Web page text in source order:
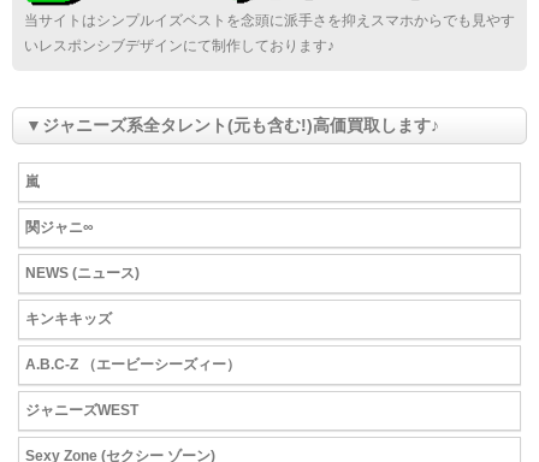
当サイトはシンプルイズベストを念頭に派手さを抑えスマホからでも見やす
いレスポンシブデザインにて制作しております♪
▼ジャニーズ系全タレント(元も含む!)高価買取します♪
嵐
関ジャニ∞
NEWS (ニュース)
キンキキッズ
A.B.C-Z （エービーシーズィー）
ジャニーズWEST
Sexy Zone (セクシー ゾーン)